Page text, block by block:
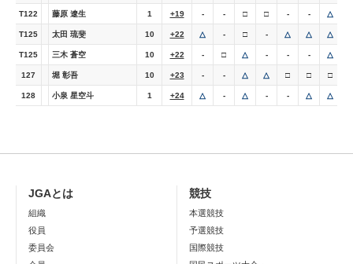
T122 藤原 遼生 1 +19 - - □ □ - - △
T125 太田 琉斐 10 +22 △ - □ - △ △ △
T125 三木 蒼空 10 +22 - □ △ - - - △
127 堀 彰吾 10 +23 - - △ △ □ □ □
128 小泉 星空斗 1 +24 △ - △ - - △ △
JGAとは
組織
役員
委員会
競技
本選競技
予選競技
国際競技